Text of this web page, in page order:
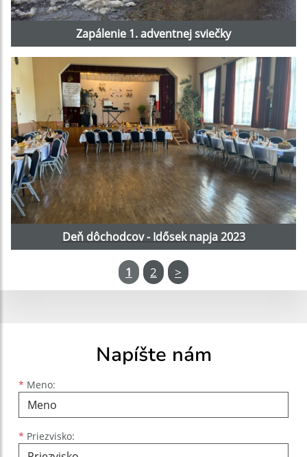
Zapálenie 1. adventnej sviečky
Deň dôchodcov - Idősek napja 2023
1 2 >
Napíšte nám
* Meno:
Meno
* Priezvisko:
Priezvisko
E-mailová adresa